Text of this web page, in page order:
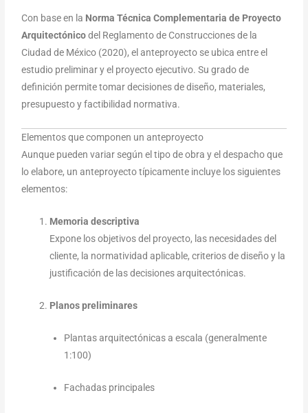
Con base en la Norma Técnica Complementaria de Proyecto
Arquitectónicodel Reglamento de Construcciones de la
Ciudad de México (2020), el anteproyecto se ubica entre el
estudio preliminar y el proyecto ejecutivo. Su grado de
definición permite tomar decisiones de diseño, materiales,
presupuesto y factibilidad normativa.
Elementos que componen un anteproyecto
Aunque pueden variar según el tipo de obra y el despacho que
lo elabore, un anteproyecto típicamente incluye los siguientes
elementos:
Memoria descriptiva
Expone los objetivos del proyecto, las necesidades del
cliente, la normatividad aplicable, criterios de diseño y la
justificación de las decisiones arquitectónicas.
Planos preliminares
Plantas arquitectónicas a escala (generalmente
1:100)
Fachadas principales